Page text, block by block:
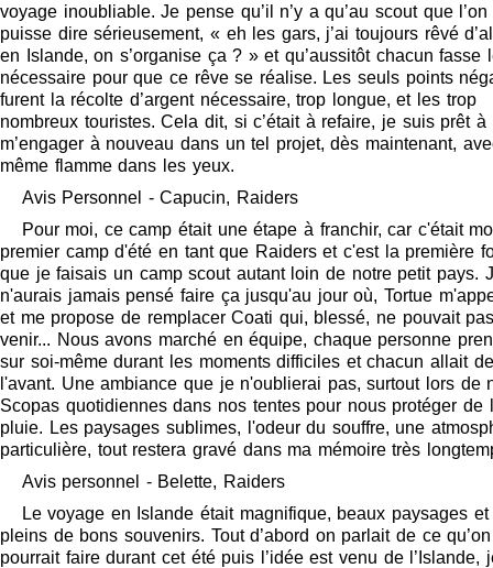
voyage inoubliable. Je pense qu’il n’y a qu’au scout que l’on
puisse dire sérieusement, « eh les gars, j’ai toujours rêvé
en Islande, on s’organise ça ? » et qu’aussitôt chacun fasse
nécessaire pour que ce rêve se réalise. Les seuls points
furent la récolte d’argent nécessaire, trop longue, et les trop
nombreux touristes. Cela dit, si c’était à refaire, je suis prêt à
m’engager à nouveau dans un tel projet, dès maintenant,
même flamme dans les yeux.
Avis Personnel - Capucin, Raiders
Pour moi, ce camp était une étape à franchir, car c'était
premier camp d'été en tant que Raiders et c'est la première
que je faisais un camp scout autant loin de notre petit pays.
n'aurais jamais pensé faire ça jusqu'au jour où, Tortue
et me propose de remplacer Coati qui, blessé, ne pouvait
venir... Nous avons marché en équipe, chaque personne
sur soi-même durant les moments difficiles et chacun allait de
l'avant. Une ambiance que je n'oublierai pas, surtout lors de
Scopas quotidiennes dans nos tentes pour nous protéger de
pluie. Les paysages sublimes, l'odeur du souffre, une
particulière, tout restera gravé dans ma mémoire très
Avis personnel - Belette, Raiders
Le voyage en Islande était magnifique, beaux paysages et
pleins de bons souvenirs. Tout d’abord on parlait de ce qu’on
pourrait faire durant cet été puis l’idée est venu de l’Islande,